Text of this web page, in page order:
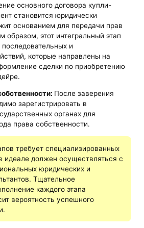
основного договора купли-
становится юридически
основанием для передачи прав
образом, этот интегральный этап
и
которые направлены на
сделки по приобретению
После заверения
зарегистрировать в
органах для
права собственности.
требует специализированных
идеале должен осуществляться с
юридических и
Тщательное
каждого этапа
вероятность успешного